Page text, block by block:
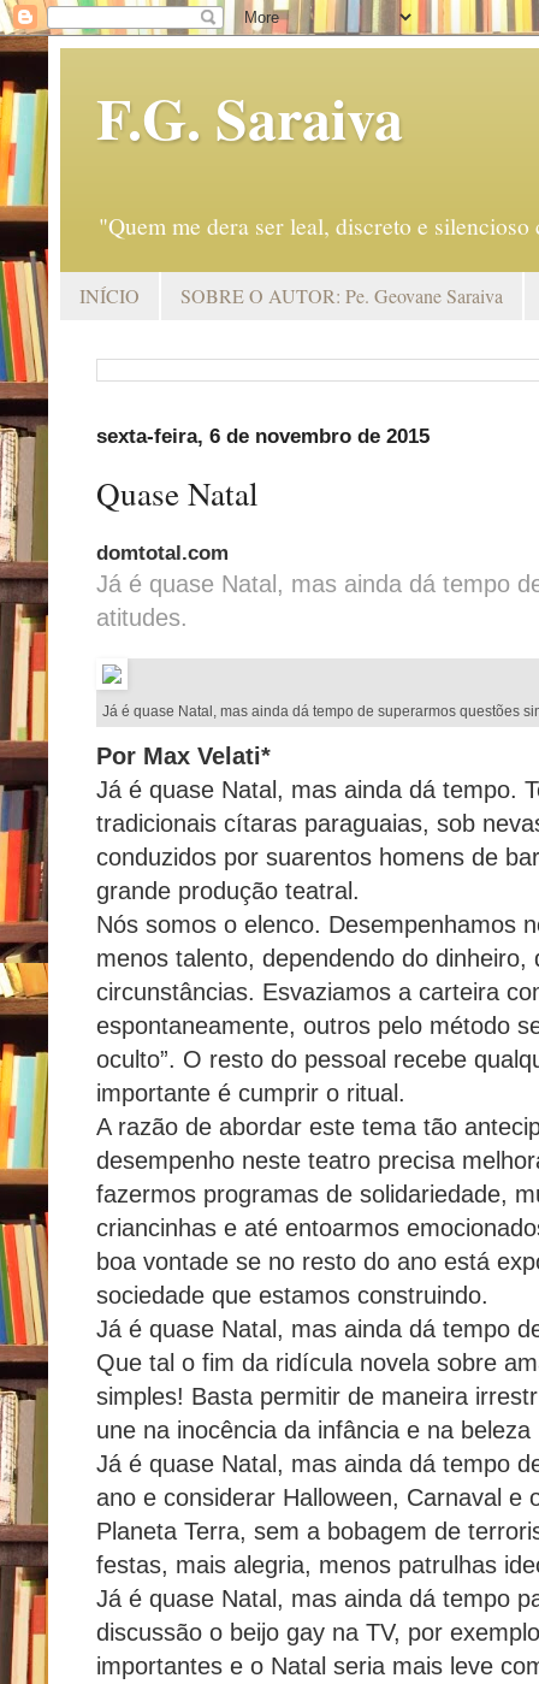
F.G. Saraiva
"Quem me dera ser leal, discreto e
INÍCIO SOBRE O AUTOR: Pe. Geovane Saraiva
sexta-feira, 6 de novembro de 2015
Quase Natal
domtotal.com
Já é quase Natal, mas ainda dá tempo
atitudes.
Já é quase Natal, mas ainda dá tempo de superarmos questões
Por Max Velati*
Já é quase Natal, mas ainda dá tempo.
tradicionais cítaras paraguaias, sob
conduzidos por suarentos homens de
grande produção teatral.
Nós somos o elenco. Desempenhamos
menos talento, dependendo do dinheiro,
circunstâncias. Esvaziamos a carteira
espontaneamente, outros pelo método
oculto”. O resto do pessoal recebe
importante é cumprir o ritual.
A razão de abordar este tema tão
desempenho neste teatro precisa
fazermos programas de solidariedade,
criancinhas e até entoarmos
boa vontade se no resto do ano está
sociedade que estamos construindo.
Já é quase Natal, mas ainda dá tempo
Que tal o fim da ridícula novela sobre
simples! Basta permitir de maneira
une na inocência da infância e na
Já é quase Natal, mas ainda dá tempo
ano e considerar Halloween, Carnaval e
Planeta Terra, sem a bobagem de
festas, mais alegria, menos patrulhas
Já é quase Natal, mas ainda dá tempo
discussão o beijo gay na TV, por
importantes e o Natal seria mais leve